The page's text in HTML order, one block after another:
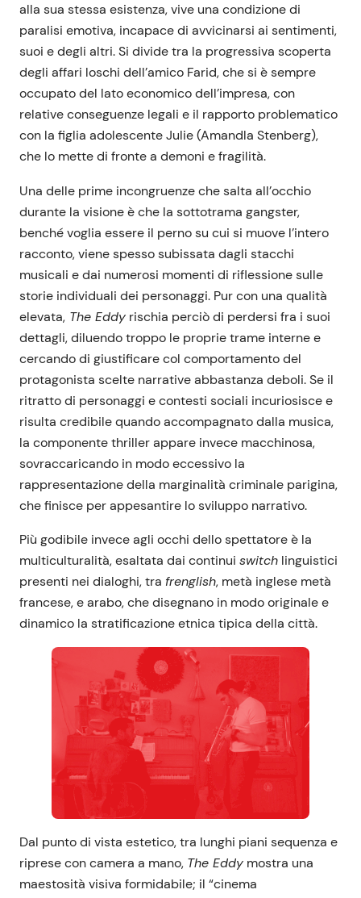
alla sua stessa esistenza, vive una condizione di
paralisi emotiva, incapace di avvicinarsi ai sentimenti,
suoi e degli altri. Si divide tra la progressiva scoperta
degli affari loschi dell’amico Farid, che si è sempre
occupato del lato economico dell’impresa, con
relative conseguenze legali e il rapporto problematico
con la figlia adolescente Julie (Amandla Stenberg),
che lo mette di fronte a demoni e fragilità.
Una delle prime incongruenze che salta all’occhio
durante la visione è che la sottotrama gangster,
benché voglia essere il perno su cui si muove l’intero
racconto, viene spesso subissata dagli stacchi
musicali e dai numerosi momenti di riflessione sulle
storie individuali dei personaggi. Pur con una qualità
elevata, The Eddy rischia perciò di perdersi fra i suoi
dettagli, diluendo troppo le proprie trame interne e
cercando di giustificare col comportamento del
protagonista scelte narrative abbastanza deboli. Se il
ritratto di personaggi e contesti sociali incuriosisce e
risulta credibile quando accompagnato dalla musica,
la componente thriller appare invece macchinosa,
sovraccaricando in modo eccessivo la
rappresentazione della marginalità criminale parigina,
che finisce per appesantire lo sviluppo narrativo.
Più godibile invece agli occhi dello spettatore è la
multiculturalità, esaltata dai continui switch linguistici
presenti nei dialoghi, tra frenglish, metà inglese metà
francese, e arabo, che disegnano in modo originale e
dinamico la stratificazione etnica tipica della città.
Dal punto di vista estetico, tra lunghi piani sequenza e
riprese con camera a mano, The Eddy mostra una
maestosità visiva formidabile; il “cinema